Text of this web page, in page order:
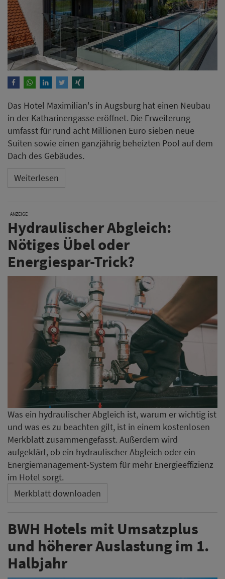
Suiten sowie einen ganzjährig beheizten Pool auf dem
Dach des Gebäudes.
Weiterlesen
Hydraulischer Abgleich:
Nötiges Übel oder
Energiespar-Trick?
Was ein hydraulischer Abgleich ist, warum er wichtig ist
und was es zu beachten gilt, ist in einem kostenlosen
Merkblatt zusammengefasst. Außerdem wird
aufgeklärt, ob ein hydraulischer Abgleich oder ein
Energiemanagement-System für mehr Energieeffizienz
im Hotel sorgt.
Merkblatt downloaden
BWH Hotels mit Umsatzplus
und höherer Auslastung im 1.
Halbjahr